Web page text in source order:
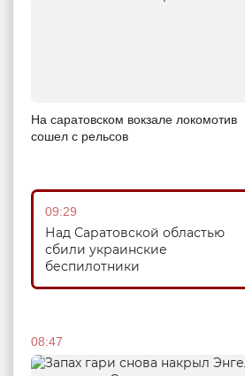
На саратовском вокзале локомотив
сошел с рельсов
09:29
Над Саратовской областью
сбили украинские
беспилотники
08:47